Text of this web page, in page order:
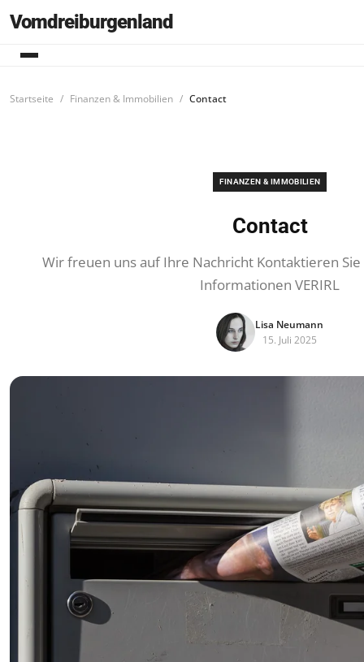
Vomdreiburgenland
Startseite Finanzen & Immobilien Contact
FINANZEN & IMMOBILIEN
Contact
Wir freuen uns auf Ihre Nachricht Kontaktieren
Informationen VERIRL
Lisa Neumann
15. Juli 2025